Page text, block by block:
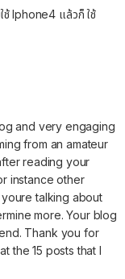
ช้ Iphone4 แล้วก็ ใช้
and very engaging
from an amateur
reading your
instance other
talking about
more. Your blog
Thank you for
the 15 posts that I